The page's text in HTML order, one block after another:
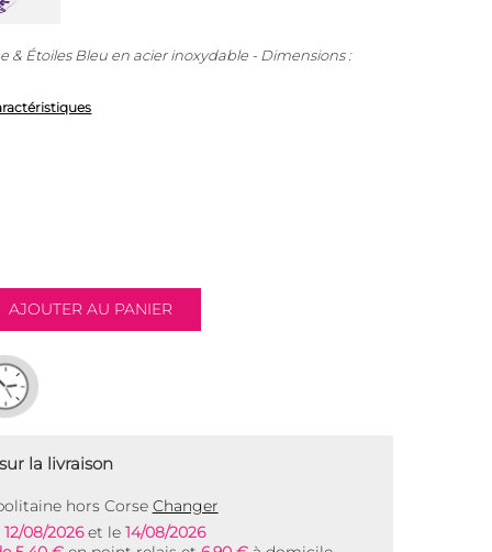
& Étoiles Bleu en acier inoxydable - Dimensions :
la livraison
hors Corse Changer
12/08/2026et le 14/08/2026